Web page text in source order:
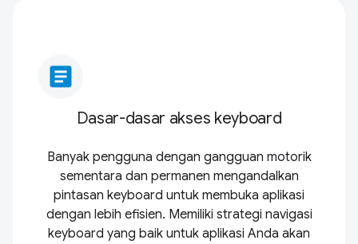
article
Dasar-dasar akses keyboard
Banyak pengguna dengan gangguan motorik
sementara dan permanen mengandalkan
pintasan keyboard untuk membuka aplikasi
dengan lebih efisien. Memiliki strategi navigasi
keyboard yang baik untuk aplikasi Anda akan